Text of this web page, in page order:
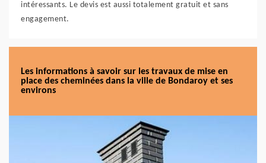
intéressants. Le devis est aussi totalement gratuit et sans
engagement.
Les informations à savoir sur les travaux de mise en
place des cheminées dans la ville de Bondaroy et ses
environs